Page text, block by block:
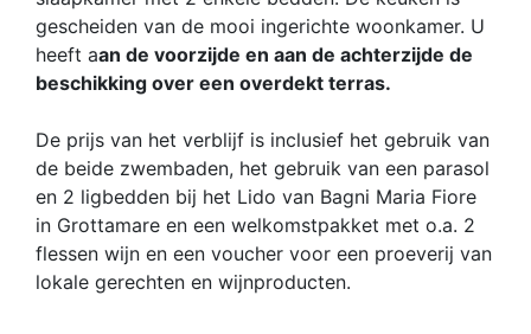
gescheiden van de mooi ingerichte woonkamer. U
heeft aan de voorzijde en aan de achterzijde de
beschikking over een overdekt terras.
De prijs van het verblijf is inclusief het gebruik van
de beide zwembaden, het gebruik van een parasol
en 2 ligbedden bij het Lido van Bagni Maria Fiore
in Grottamare en een welkomstpakket met o.a. 2
flessen wijn en een voucher voor een proeverij van
lokale gerechten en wijnproducten.